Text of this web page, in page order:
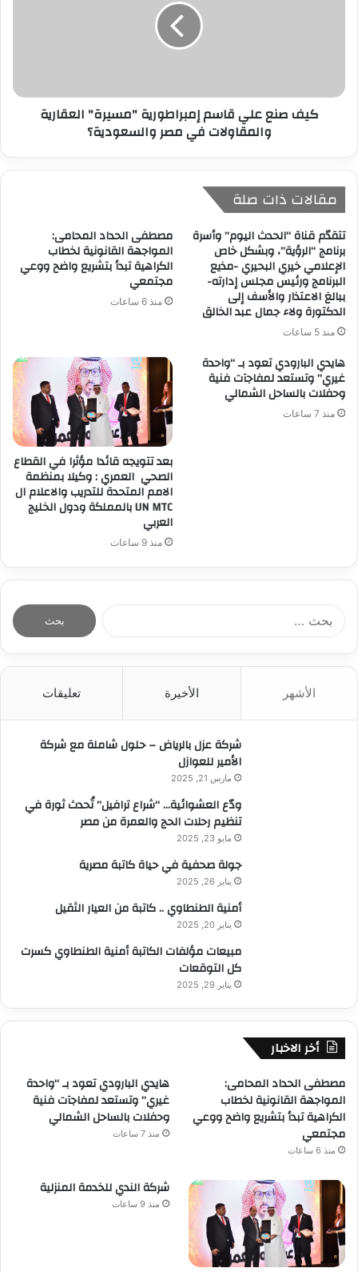
كيف صنع علي قاسم إمبراطورية "مسيرة" العقارية
والمقاولات في مصر والسعودية؟
مقالات ذات صلة
تتقدّم قناة “الحدث اليوم” وأسرة
برنامج “الرؤية”، وبشكل خاص
الإعلامي خيري البحيري -مذيع
البرنامج ورئيس مجلس إدارته-
ببالغ الاعتذار والأسف إلى
الدكتورة ولاء جمال عبد الخالق
منذ 5 ساعات
مصطفى الحداد المحامى:
المواجهة القانونية لخطاب
الكراهية تبدأ بتشريع واضح ووعي
مجتمعي
منذ 6 ساعات
هايدي البارودي تعود بـ “واحدة
غيري” وتستعد لمفاجآت فنية
وحفلات بالساحل الشمالي
منذ 7 ساعات
بعد تتويجه قائدا مؤثرا في القطاع
الصحي العمري : وكيلا بمنظمة
الامم المتحدة للتدريب والاعلام ال
UN MTC بالمملكة ودول الخليج
العربي
منذ 9 ساعات
الأشهر الأخيرة تعليقات
شركة عزل بالرياض – حلول شاملة مع شركة
الأمير للعوازل
مارس 21, 2025
ودّع العشوائية… “شراع ترافيل” تُحدث ثورة في
تنظيم رحلات الحج والعمرة من مصر
مايو 23, 2025
جولة صحفية في حياة كاتبة مصرية
يناير 26, 2025
أمنية الطنطاوي .. كاتبة من العيار الثقيل
يناير 20, 2025
مبيعات مؤلفات الكاتبة أمنية الطنطاوي كسرت
كل التوقعات
يناير 29, 2025
أخر الاخبار
مصطفى الحداد المحامى:
المواجهة القانونية لخطاب
الكراهية تبدأ بتشريع واضح ووعي
مجتمعي
منذ 6 ساعات
هايدي البارودي تعود بـ “واحدة
غيري” وتستعد لمفاجآت فنية
وحفلات بالساحل الشمالي
منذ 7 ساعات
شركة الندي للخدمة المنزلية
منذ 9 ساعات